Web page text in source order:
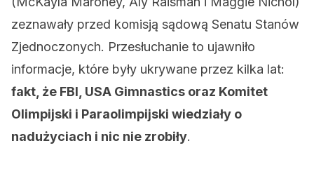
zeznawały przed komisją sądową Senatu Stanów
Zjednoczonych. Przesłuchanie to ujawniło
informacje, które były ukrywane przez kilka lat:
fakt, że FBI, USA Gimnastics oraz Komitet
Olimpijski i Paraolimpijski wiedziały o
nadużyciach i nic nie zrobiły.